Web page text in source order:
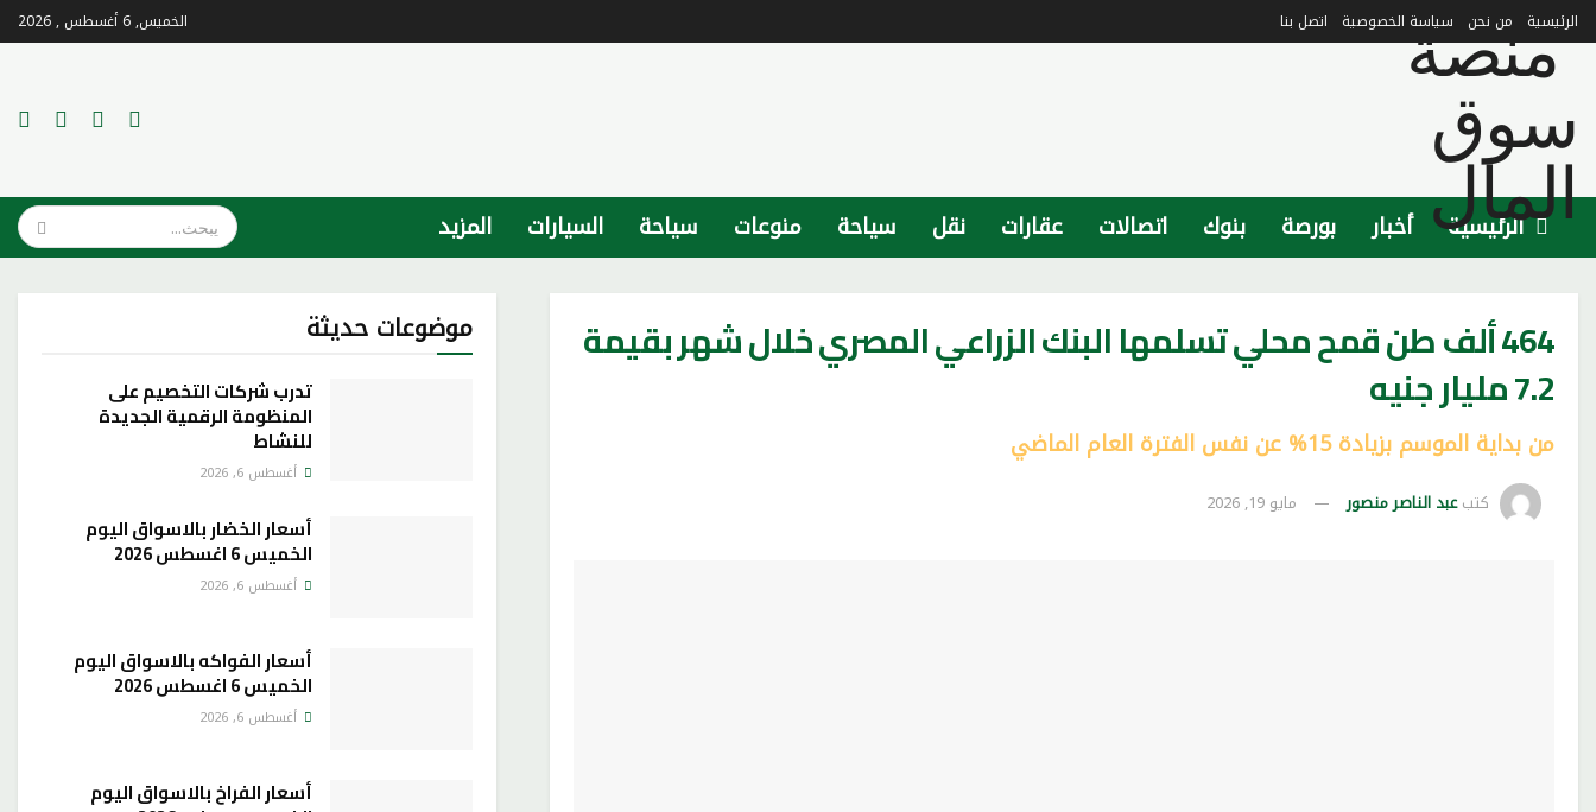
الرئيسية من نحن سياسة الخصوصية اتصل بنا الخميس, 6 أغسطس , 2026
الرئيسية أخبار بورصة بنوك اتصالات عقارات نقل سياحة منوعات سياحة السيارات المزيد
464 ألف طن قمح محلي تسلمها البنك الزراعي المصري خلال شهر بقيمة
7.2 مليار جنيه
من بداية الموسم بزيادة 15% عن نفس الفترة العام الماضي
كتبعبد الناصر منصور مايو 19, 2026
موضوعات حديثة
تدرب شركات التخصيم على
المنظومة الرقمية الجديدة
للنشاط
أغسطس 6, 2026
أسعار الخضار بالاسواق اليوم
الخميس 6 اغسطس 2026
أغسطس 6, 2026
أسعار الفواكه بالاسواق اليوم
الخميس 6 اغسطس 2026
أغسطس 6, 2026
أسعار الفراخ بالاسواق اليوم